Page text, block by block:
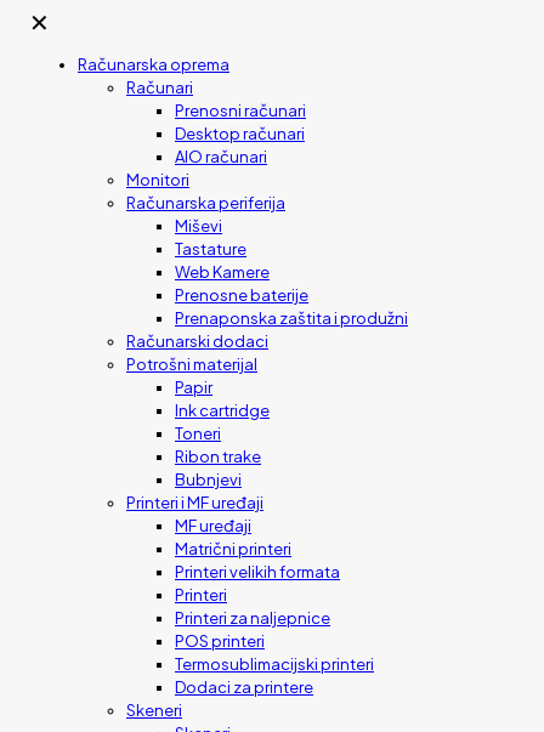
✕
Računarska oprema
Računari
Prenosni računari
Desktop računari
AIO računari
Monitori
Računarska periferija
Miševi
Tastature
Web Kamere
Prenosne baterije
Prenaponska zaštita i produžni
Računarski dodaci
Potrošni materijal
Papir
Ink cartridge
Toneri
Ribon trake
Bubnjevi
Printeri i MF uređaji
MF uređaji
Matrični printeri
Printeri velikih formata
Printeri
Printeri za naljepnice
POS printeri
Termosublimacijski printeri
Dodaci za printere
Skeneri